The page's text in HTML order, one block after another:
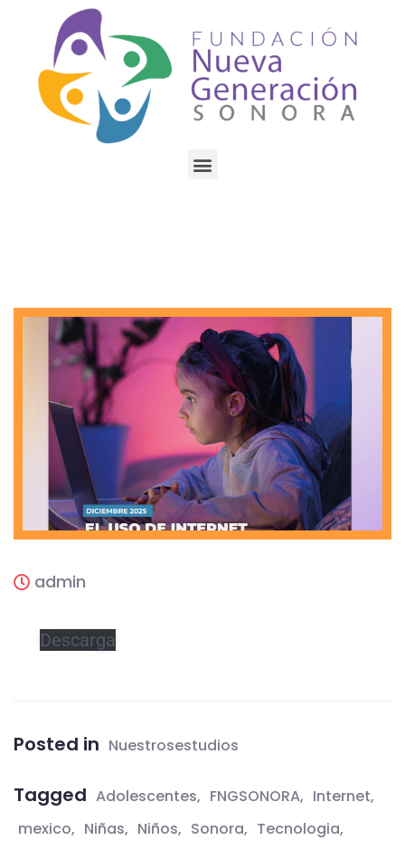
admin
Descarga
Posted in Nuestrosestudios
Tagged Adolescentes FNGSONORA
Internet
mexico
Niñas Niños Sonora
Tecnologia